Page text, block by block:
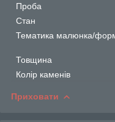
Проба
Стан
Тематика малюнка/
Товщина
Колір каменів
Приховати